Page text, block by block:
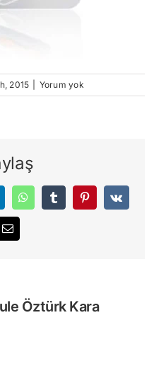
2015 Yorum yok
WhatsAppTumblrPinterest
Vk
E-
Öztürk Kara